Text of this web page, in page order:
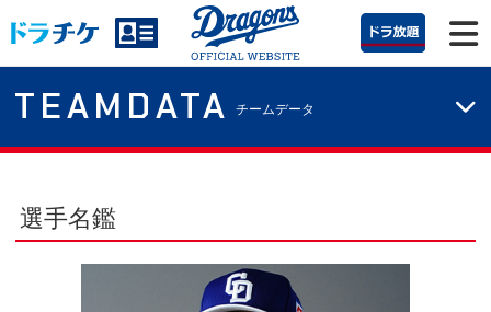
TEAMDATA チームデータ
選手名鑑